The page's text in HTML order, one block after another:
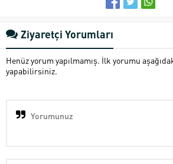
Ziyaretçi Yorumları
Henüz yorum yapılmamış. İlk yorumu
yapabilirsiniz.